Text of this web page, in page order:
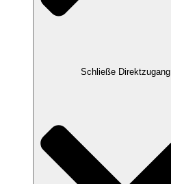
Schließe Direktzugang